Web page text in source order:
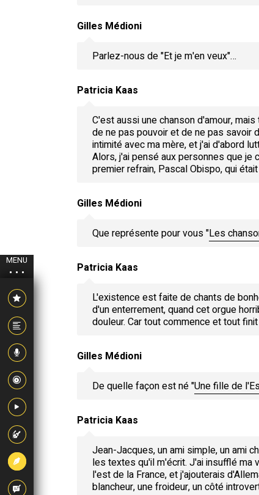
MENU
Gilles Médioni
Parlez-nous de "Et je m'en veux"…
Patricia Kaas
C'est aussi une chanson d'amour,
de ne pas pouvoir et de ne pas savoir
intimité avec ma mère, et j'ai d'abord
Alors, j'ai pensé aux personnes que je
premier refrain, Pascal Obispo, qui
Gilles Médioni
Que représente pour vous "Les
Patricia Kaas
L'existence est faite de chants de
d'un enterrement, quand cet orgue
douleur. Car tout commence et tout
Gilles Médioni
De quelle façon est né "Une fille de
Patricia Kaas
Jean-Jacques, un ami simple, un ami
les textes qu'il m'écrit. J'ai insufflé ma
l'est de la France, et j'ajouterais
blancheur, une froideur, un côté